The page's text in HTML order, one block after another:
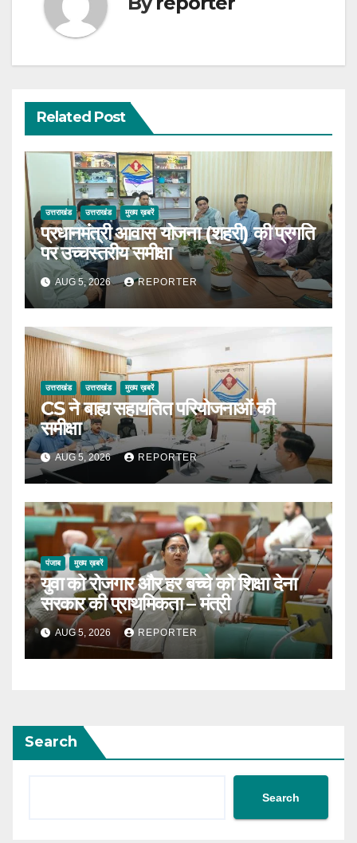
Related Post
उत्तराखंड उत्तराखंड मुख्य ख़बरें
प्रधानमंत्री आवास योजना (शहरी) की प्रगति
पर उच्चस्तरीय समीक्षा
AUG 5, 2026 REPORTER
उत्तराखंड उत्तराखंड मुख्य ख़बरें
CS ने बाह्य सहायतित परियोजनाओं की
समीक्षा
AUG 5, 2026 REPORTER
पंजाब मुख्य ख़बरें
युवा को रोजगार और हर बच्चे को शिक्षा देना
सरकार की प्राथमिकता – मंत्री
AUG 5, 2026 REPORTER
Search
Search